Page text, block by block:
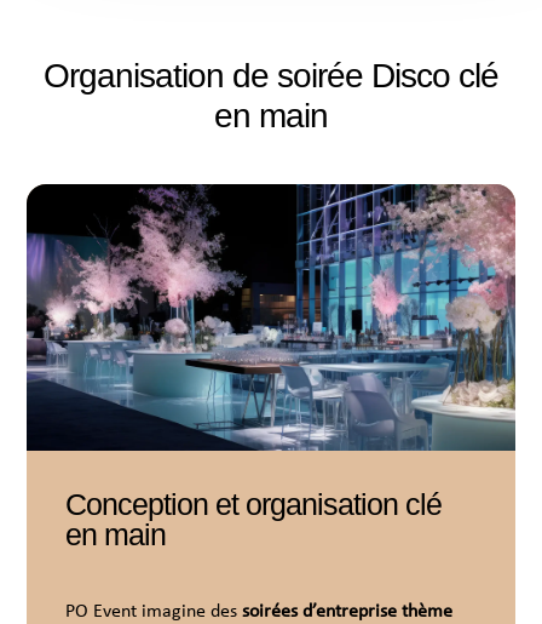
Organisation de soirée Disco clé
en main
Conception et organisation clé
en main
PO Event imagine dessoirées d’entreprise thème